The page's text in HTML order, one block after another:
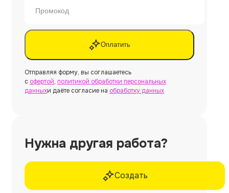
Оплатить
Отправляя форму, вы соглашаетесь
с офертой, политикой обработки персональных
данныхи даёте согласие на обработку данных
Нужна другая работа?
Создать